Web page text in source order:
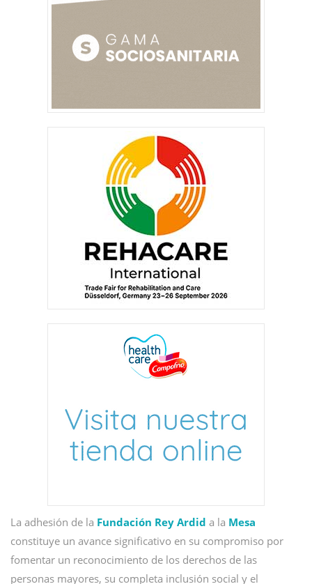
La adhesión de la Fundación Rey Ardid a la Mesa
constituye un avance significativo en su compromiso por
fomentar un reconocimiento de los derechos de las
personas mayores, su completa inclusión social y el